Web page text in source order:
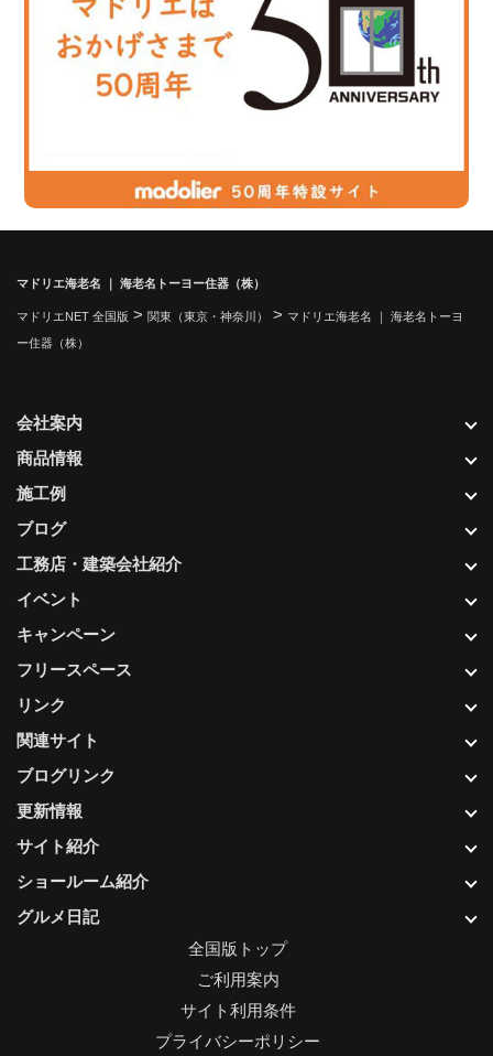
マドリエ海老名 ｜ 海老名トーヨー住器（株）
マドリエNET 全国版 > 関東（東京・神奈川） > マドリエ海老名 ｜ 海老名トーヨ
ー住器（株）
更新情報
サイト紹介
ショールーム紹介
グルメ日記
会社案内
商品情報
施工例
ブログ
工務店・建築会社紹介
イベント
キャンペーン
フリースペース
リンク
関連サイト
ブログリンク
全国版トップ
ご利用案内
サイト利用条件
プライバシーポリシー